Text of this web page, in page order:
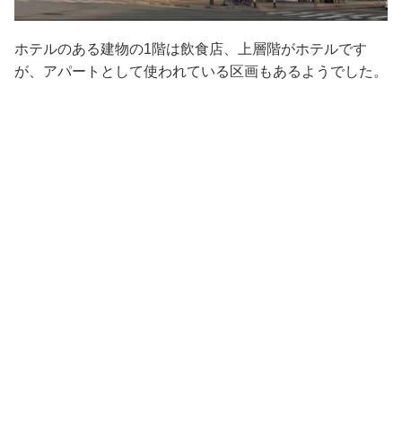
ホテルのある建物の1階は飲食店、上層階がホテルです
が、アパートとして使われている区画もあるようでした。